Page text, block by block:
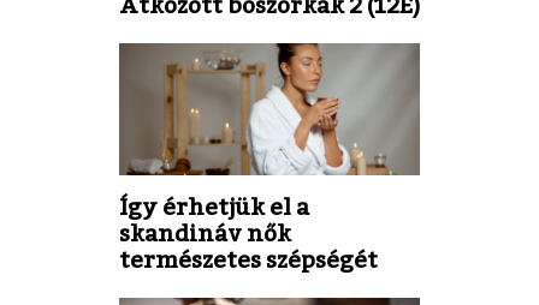
Így érhetjük el a
skandináv nők
természetes szépségét